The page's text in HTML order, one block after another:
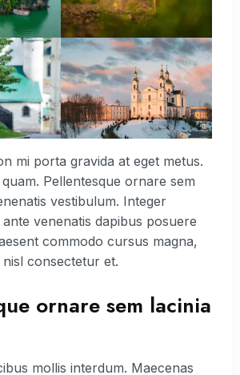
mi porta gravida at eget metus.
Pellentesque ornare sem
vestibulum. Integer
venenatis dapibus posuere
commodo cursus magna,
consectetur et.
ornare sem lacinia
mollis interdum. Maecenas